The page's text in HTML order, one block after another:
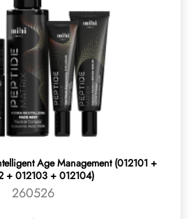
Age Management (012101 +
+ 012103 + 012104)
260526